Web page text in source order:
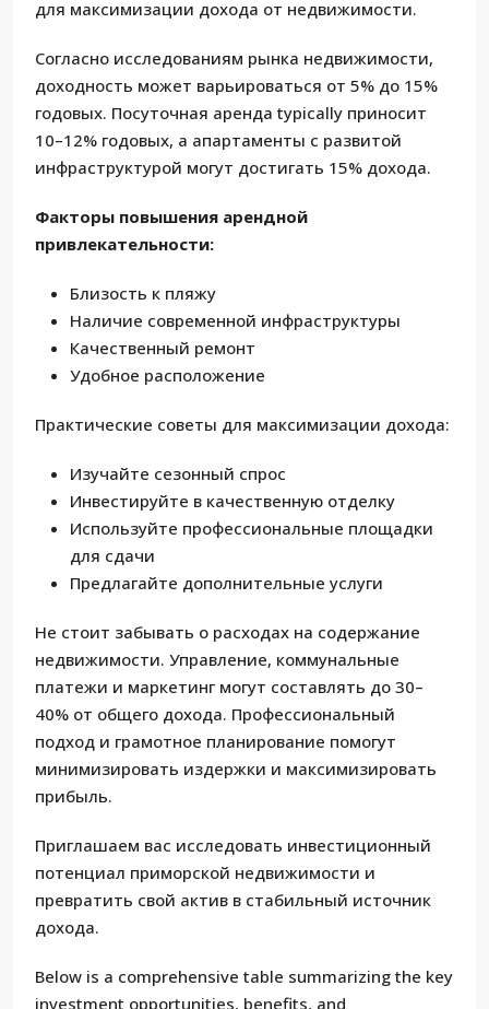
для максимизации дохода от недвижимости.
Согласно исследованиям рынка недвижимости,
доходность может варьироваться от 5% до 15%
годовых. Посуточная аренда typically приносит
10–12% годовых, а апартаменты с развитой
инфраструктурой могут достигать 15% дохода.
Факторы повышения арендной
привлекательности:
Близость к пляжу
Наличие современной инфраструктуры
Качественный ремонт
Удобное расположение
Практические советы для максимизации дохода:
Изучайте сезонный спрос
Инвестируйте в качественную отделку
Используйте профессиональные площадки
для сдачи
Предлагайте дополнительные услуги
Не стоит забывать о расходах на содержание
недвижимости. Управление, коммунальные
платежи и маркетинг могут составлять до 30–
40% от общего дохода. Профессиональный
подход и грамотное планирование помогут
минимизировать издержки и максимизировать
прибыль.
Приглашаем вас исследовать инвестиционный
потенциал приморской недвижимости и
превратить свой актив в стабильный источник
дохода.
Below is a comprehensive table summarizing the key
investment opportunities, benefits, and